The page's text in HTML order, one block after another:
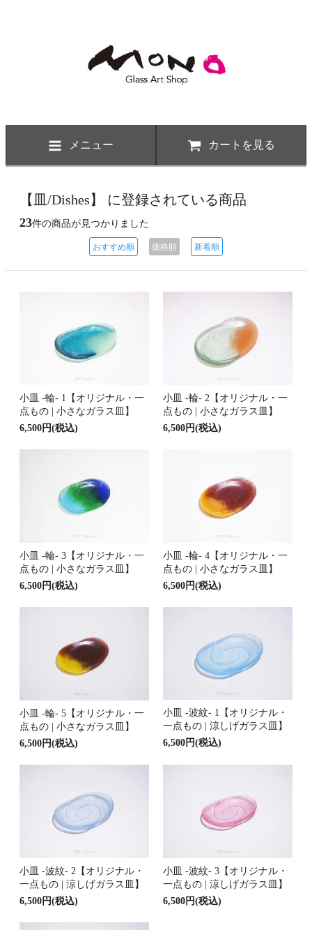
メニュー カートを見る
【皿/Dishes】 に登録されている商品
23件の商品が見つかりました
おすすめ順 価格順 新着順
小皿 -輪- 1【オリジナル・一
点もの | 小さなガラス皿】
6,500円(税込)
小皿 -輪- 2【オリジナル・一
点もの | 小さなガラス皿】
6,500円(税込)
小皿 -輪- 3【オリジナル・一
点もの | 小さなガラス皿】
6,500円(税込)
小皿 -輪- 4【オリジナル・一
点もの | 小さなガラス皿】
6,500円(税込)
小皿 -輪- 5【オリジナル・一
点もの | 小さなガラス皿】
6,500円(税込)
小皿 -波紋- 1【オリジナル・
一点もの | 涼しげガラス皿】
6,500円(税込)
小皿 -波紋- 2【オリジナル・
一点もの | 涼しげガラス皿】
6,500円(税込)
小皿 -波紋- 3【オリジナル・
一点もの | 涼しげガラス皿】
6,500円(税込)